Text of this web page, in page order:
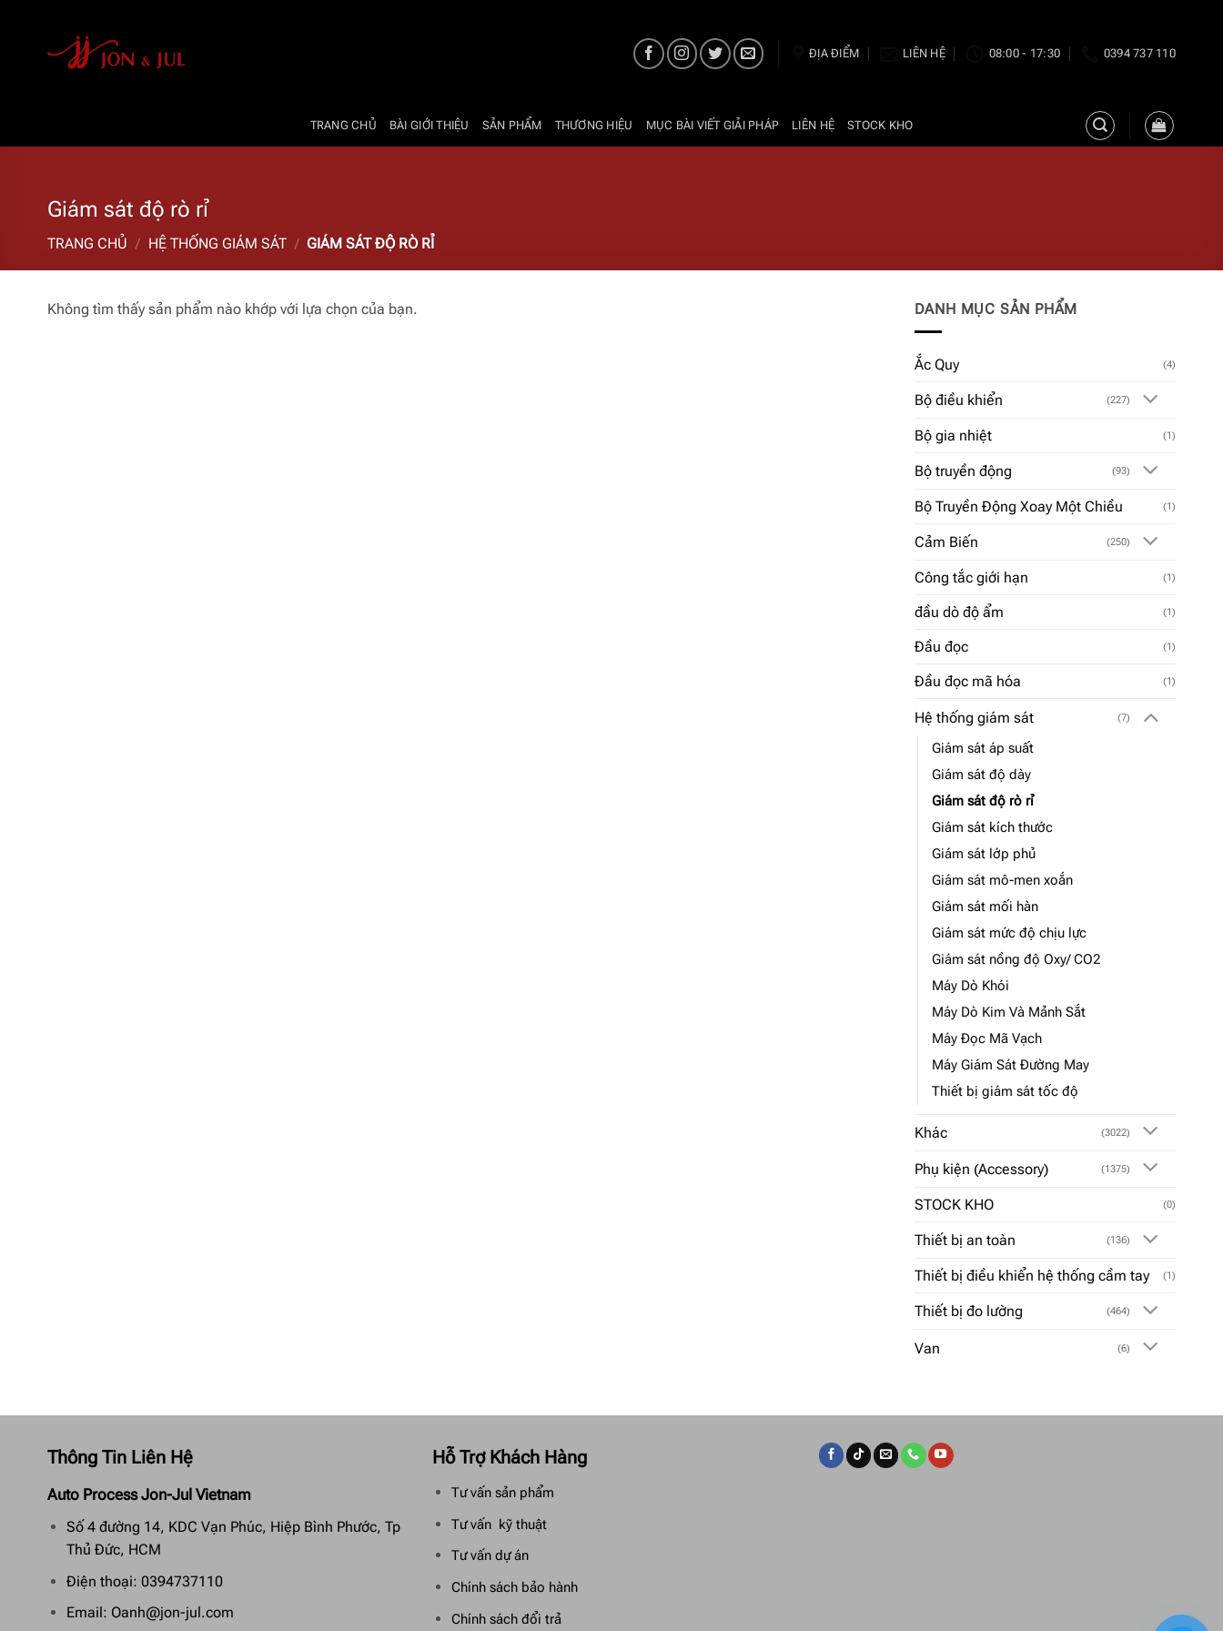
ĐỊA ĐIỂM LIÊN HỆ 08:00 - 17:30 0394 737 110
TRANG CHỦ BÀI GIỚI THIỆU SẢN PHẨM THƯƠNG HIỆU MỤC BÀI VIẾT GIẢI PHÁP LIÊN HỆ STOCK KHO
Giám sát độ rò rỉ
TRANG CHỦ / HỆ THỐNG GIÁM SÁT / GIÁM SÁT ĐỘ RÒ RỈ
Không tìm thấy sản phẩm nào khớp với lựa chọn của bạn. DANH MỤC SẢN PHẨM
Ắc Quy (4)
Bộ điều khiển (227)
Bộ gia nhiệt (1)
Bộ truyền động (93)
Bộ Truyền Động Xoay Một Chiều (1)
Cảm Biến (250)
Công tắc giới hạn (1)
đầu dò độ ẩm (1)
Đầu đọc (1)
Đầu đọc mã hóa (1)
Hệ thống giám sát (7)
Giám sát áp suất
Giám sát độ dày
Giám sát độ rò rỉ
Giám sát kích thước
Giám sát lớp phủ
Giám sát mô-men xoắn
Giám sát mối hàn
Giám sát mức độ chịu lực
Giám sát nồng độ Oxy/ CO2
Máy Dò Khói
Máy Dò Kim Và Mảnh Sắt
Máy Đọc Mã Vạch
Máy Giám Sát Đường May
Thiết bị giám sát tốc độ
Khác (3022)
Phụ kiện (Accessory) (1375)
STOCK KHO (0)
Thiết bị an toàn (136)
Thiết bị điều khiển hệ thống cầm tay (1)
Thiết bị đo lường (464)
Van (6)
Thông Tin Liên Hệ
Auto Process Jon-Jul Vietnam
Số 4 đường 14, KDC Vạn Phúc, Hiệp Bình Phước, Tp
Thủ Đức, HCM
Điện thoại: 0394737110
Email: Oanh@jon-jul.com
Hỗ Trợ Khách Hàng
Tư vấn sản phẩm
Tư vấn kỹ thuật
Tư vấn dự án
Chính sách bảo hành
Chính sách đổi trả